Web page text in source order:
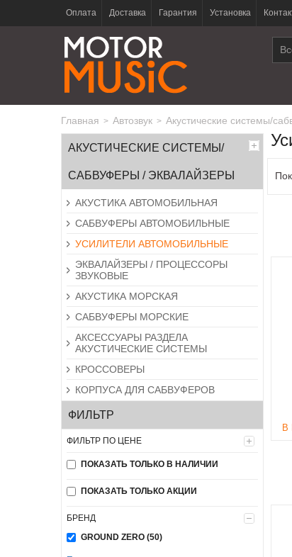
Оплата Доставка Гарантия Установка
Главная > автозвук > акустические системы/
АКУСТИЧЕСКИЕ СИСТЕМЫ/
САБВУФЕРЫ / ЭКВАЛАЙЗЕРЫ
АКУСТИКА АВТОМОБИЛЬНАЯ
САБВУФЕРЫ АВТОМОБИЛЬНЫЕ
УСИЛИТЕЛИ АВТОМОБИЛЬНЫЕ
ЭКВАЛАЙЗЕРЫ / ПРОЦЕССОРЫ
ЗВУКОВЫЕ
АКУСТИКА МОРСКАЯ
САБВУФЕРЫ МОРСКИЕ
АКСЕССУАРЫ РАЗДЕЛА
АКУСТИЧЕСКИЕ СИСТЕМЫ
КРОССОВЕРЫ
КОРПУСА ДЛЯ САБВУФЕРОВ
ФИЛЬТР
ФИЛЬТР ПО ЦЕНЕ
ПОКАЗАТЬ ТОЛЬКО В НАЛИЧИИ
ПОКАЗАТЬ ТОЛЬКО АКЦИИ
БРЕНД
GROUND ZERO (50)
В